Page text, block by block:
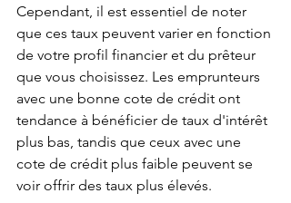
Cependant, il est essentiel de noter
que ces taux peuvent varier en fonction
de votre profil financier et du prêteur
que vous choisissez. Les emprunteurs
avec une bonne cote de crédit ont
tendance à bénéficier de taux d'intérêt
plus bas, tandis que ceux avec une
cote de crédit plus faible peuvent se
voir offrir des taux plus élevés.